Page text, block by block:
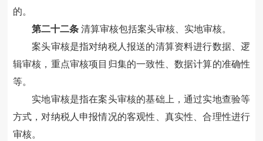
的。
第二十二条 清算审核包括案头审核、实地审核。
案头审核是指对纳税人报送的清算资料进行数据、逻
辑审核，重点审核项目归集的一致性、数据计算的准确性
等。
实地审核是指在案头审核的基础上，通过实地查验等
方式，对纳税人申报情况的客观性、真实性、合理性进行
审核。